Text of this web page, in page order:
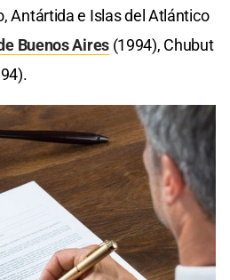
Antártida e Islas del Atlántico
Buenos Aires(1994), Chubut